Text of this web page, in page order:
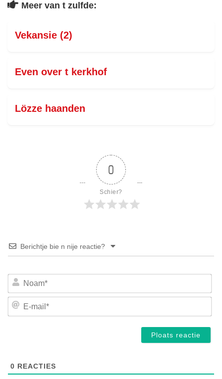
Meer van t zulfde:
Vekansie (2)
Even over t kerkhof
Lözze haanden
0
Schier?
Berichtje bie n nije reactie?
E-
0 REACTIES